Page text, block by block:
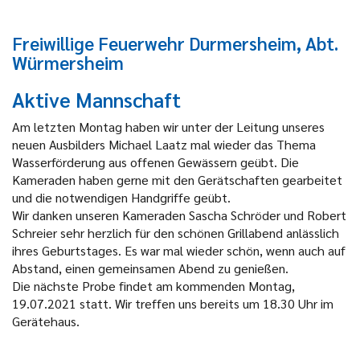
Freiwillige Feuerwehr Durmersheim, Abt.
Würmersheim
Aktive Mannschaft
Am letzten Montag haben wir unter der Leitung unseres
neuen Ausbilders Michael Laatz mal wieder das Thema
Wasserförderung aus offenen Gewässern geübt. Die
Kameraden haben gerne mit den Gerätschaften gearbeitet
und die notwendigen Handgriffe geübt.
Wir danken unseren Kameraden Sascha Schröder und Robert
Schreier sehr herzlich für den schönen Grillabend anlässlich
ihres Geburtstages. Es war mal wieder schön, wenn auch auf
Abstand, einen gemeinsamen Abend zu genießen.
Die nächste Probe findet am kommenden Montag,
19.07.2021 statt. Wir treffen uns bereits um 18.30 Uhr im
Gerätehaus.